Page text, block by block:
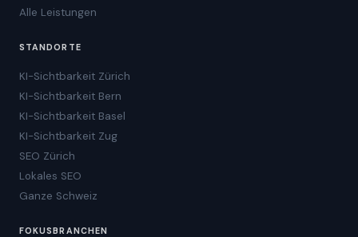
Alle Leistungen
STANDORTE
KI-Sichtbarkeit Zürich
KI-Sichtbarkeit Bern
KI-Sichtbarkeit Basel
KI-Sichtbarkeit Zug
SEO Zürich
Lokales SEO
Ganze Schweiz
FOKUSBRANCHEN